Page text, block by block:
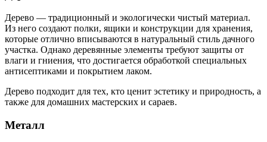
Дерево — традиционный и экологически чистый материал.
Из него создают полки, ящики и конструкции для хранения,
которые отлично вписываются в натуральный стиль дачного
участка. Однако деревянные элементы требуют защиты от
влаги и гниения, что достигается обработкой специальных
антисептиками и покрытием лаком.
Дерево подходит для тех, кто ценит эстетику и природность, а
также для домашних мастерских и сараев.
Металл